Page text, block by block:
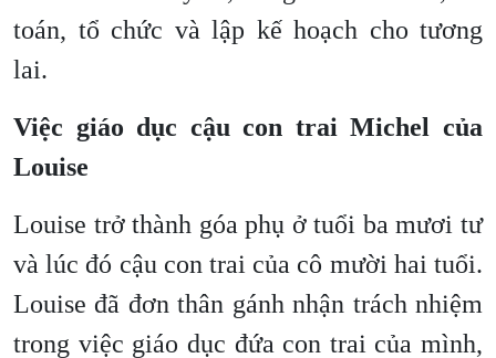
toán, tổ chức và lập kế hoạch cho tương
lai.
Việc giáo dục cậu con trai Michel của
Louise
Louise trở thành góa phụ ở tuổi ba mươi tư
và lúc đó cậu con trai của cô mười hai tuổi.
Louise đã đơn thân gánh nhận trách nhiệm
trong việc giáo dục đứa con trai của mình,